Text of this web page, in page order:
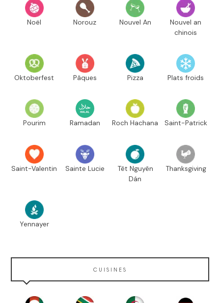
Noël Norouz Nouvel An
Nouvel an
chinois
Oktoberfest Pâques Pizza Plats froids
Pourim Ramadan Roch Hachana Saint-Patrick
Saint-Valentin Sainte Lucie
Têt Nguyên
Dán
Thanksgiving
Yennayer
CUISINES